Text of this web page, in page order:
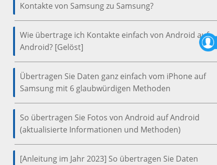
Kontakte von Samsung zu Samsung?
Wie übertrage ich Kontakte einfach von Android auf
Android? [Gelöst]
Übertragen Sie Daten ganz einfach vom iPhone auf
Samsung mit 6 glaubwürdigen Methoden
So übertragen Sie Fotos von Android auf Android
(aktualisierte Informationen und Methoden)
[Anleitung im Jahr 2023] So übertragen Sie Daten